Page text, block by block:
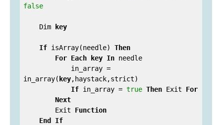
false
    Dim
key
If isArray(needle) Then
For Each key In needle
in_array( key,haystack,strict)
If in_array = true Then Exit For
Next
        Exit
Function
End
If